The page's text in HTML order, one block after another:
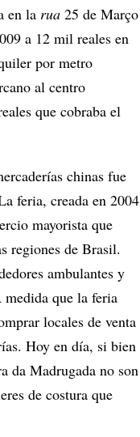
en la rua 25 de Março
a 12 mil reales en
por metro
al centro
que cobraba el
chinas fue
feria, creada en 2004
mayorista que
regiones de Brasil.
ambulantes y
medida que la feria
locales de venta
Hoy en día, si bien
da Madrugada no son
de costura que